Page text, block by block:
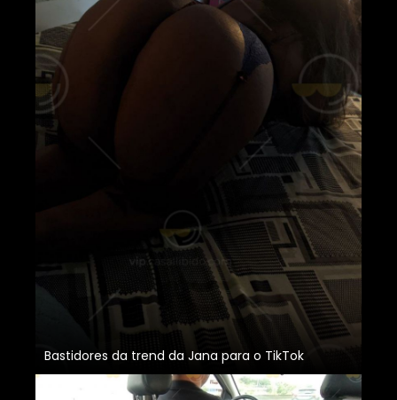
Bastidores da trend da Jana para o TikTok